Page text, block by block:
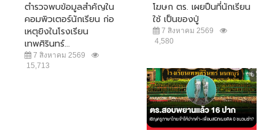
ตำรวจพบข้อมูลสำคัญใน
คอมพิวเตอร์นักเรียน ก่อ
เหตุยิงในโรงเรียน
เทพศิรินทร์...
7 สิงหาคม 2569
15,713
โฆษก ตร. เผยปืนที่นักเรียน
ใช้ เป็นของปู่
7 สิงหาคม 2569
4,580